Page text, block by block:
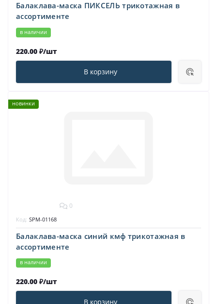
Балаклава-маска ПИКСЕЛЬ трикотажная в
ассортименте
в наличии
220.00 ₽/шт
В корзину
новинки
0
Балаклава-маска синий кмф трикотажная в
ассортименте
в наличии
Код: SPM-01168
220.00 ₽/шт
В корзину